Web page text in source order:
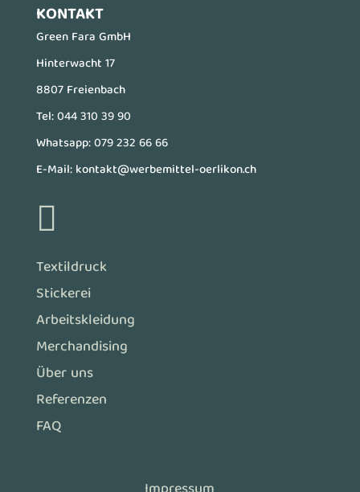
KONTAKT
Green Fara GmbH
Hinterwacht 17
8807 Freienbach
Tel:044 310 39 90
Whatsapp:079 232 66 66
E-Mail:kontakt@werbemittel-oerlikon.ch

Textildruck
Stickerei
Arbeitskleidung
Merchandising
Über uns
Referenzen
FAQ